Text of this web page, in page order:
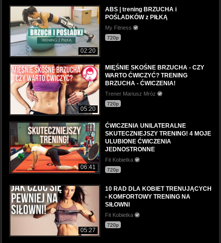
02:20
ABS | trening BRZUCHA i
POŚLADKÓW z PIŁKĄ
My Fitness
720p
05:20
MIĘŚNIE SKOŚNE BRZUCHA - CZY
WARTO ĆWICZYĆ? TRENING
BRZUCHA - ĆWICZENIA!
Trener Mariusz Mróz
720p
06:41
ĆWICZENIA UNILATERALNE
SKUTECZNIEJSZY TRENING! 4 MOJE
ULUBIONE ĆWICZENIA
JEDNOSTRONNE
Fit Kobietka
720p
05:27
10 RAD DLA KOBIET TRENUJĄCYCH
- KOMFORTOWY TRENING NA
SIŁOWNI
Fit Kobietka
720p